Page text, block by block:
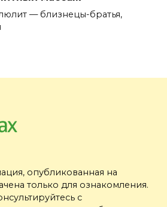
— близнецы-братья,
опубликованная на
только для ознакомления.
с